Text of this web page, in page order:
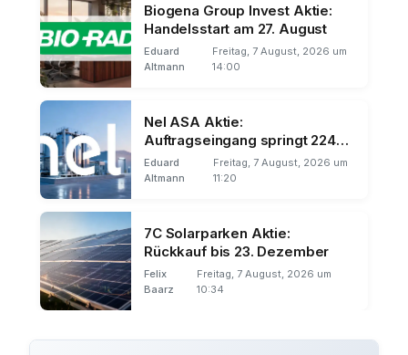
Biogena Group Invest Aktie:
Handelsstart am 27. August
Eduard
Altmann
Freitag, 7 August, 2026 um
14:00
Nel ASA Aktie:
Auftragseingang springt 224
Prozent
Eduard
Altmann
Freitag, 7 August, 2026 um
11:20
7C Solarparken Aktie:
Rückkauf bis 23. Dezember
Felix
Baarz
Freitag, 7 August, 2026 um
10:34